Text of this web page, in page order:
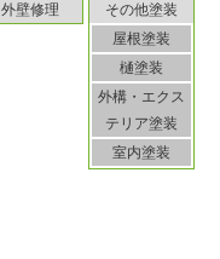
外壁修理
その他塗装
屋根塗装
樋塗装
外構・エクス
テリア塗装
室内塗装